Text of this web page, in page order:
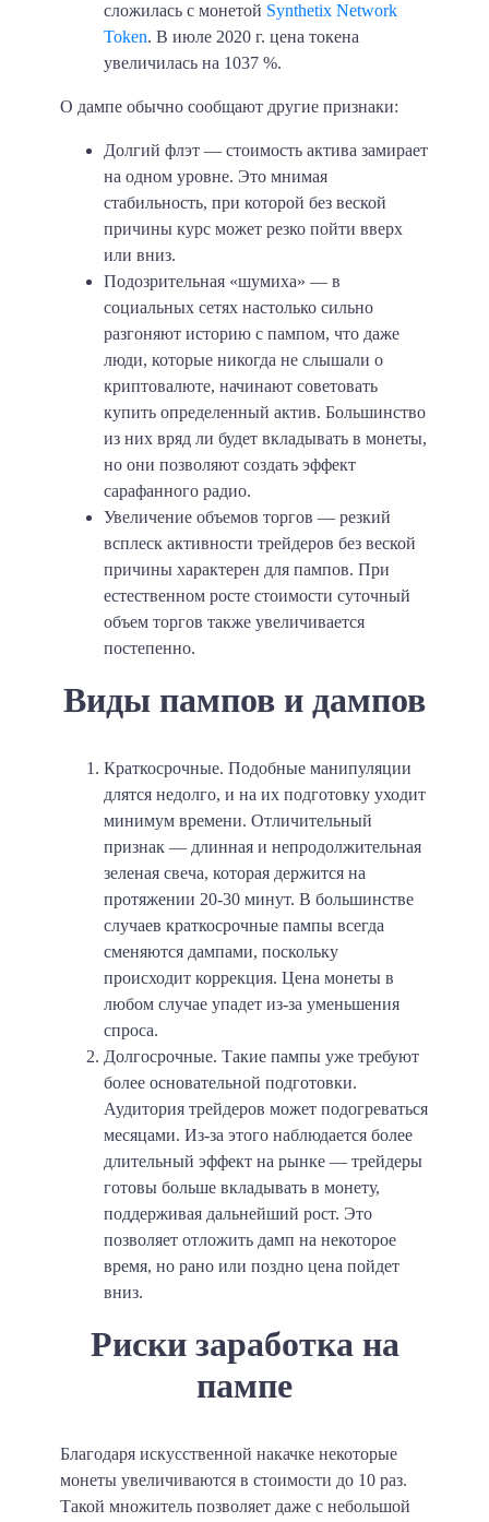
сложилась с монетой Synthetix Network
Token. В июле 2020 г. цена токена
увеличилась на 1037 %.
О дампе обычно сообщают другие признаки:
Долгий флэт — стоимость актива замирает
на одном уровне. Это мнимая
стабильность, при которой без веской
причины курс может резко пойти вверх
или вниз.
Подозрительная «шумиха» — в
социальных сетях настолько сильно
разгоняют историю с пампом, что даже
люди, которые никогда не слышали о
криптовалюте, начинают советовать
купить определенный актив. Большинство
из них вряд ли будет вкладывать в монеты,
но они позволяют создать эффект
сарафанного радио.
Увеличение объемов торгов — резкий
всплеск активности трейдеров без веской
причины характерен для пампов. При
естественном росте стоимости суточный
объем торгов также увеличивается
постепенно.
Виды пампов и дампов
Краткосрочные. Подобные манипуляции
длятся недолго, и на их подготовку уходит
минимум времени. Отличительный
признак — длинная и непродолжительная
зеленая свеча, которая держится на
протяжении 20-30 минут. В большинстве
случаев краткосрочные пампы всегда
сменяются дампами, поскольку
происходит коррекция. Цена монеты в
любом случае упадет из-за уменьшения
спроса.
Долгосрочные. Такие пампы уже требуют
более основательной подготовки.
Аудитория трейдеров может подогреваться
месяцами. Из-за этого наблюдается более
длительный эффект на рынке — трейдеры
готовы больше вкладывать в монету,
поддерживая дальнейший рост. Это
позволяет отложить дамп на некоторое
время, но рано или поздно цена пойдет
вниз.
Риски заработка на
пампе
Благодаря искусственной накачке некоторые
монеты увеличиваются в стоимости до 10 раз.
Такой множитель позволяет даже с небольшой